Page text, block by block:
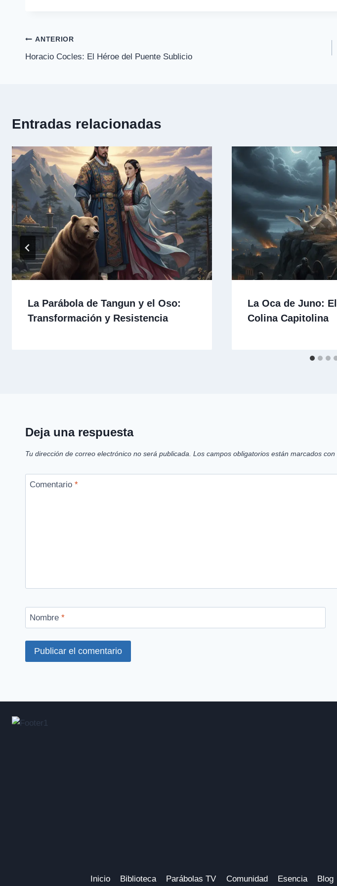
Navegación
de
ANTERIOR
Horacio Cocles: El Héroe del Puente Sublicio
Entradas relacionadas
La Parábola de Tangun y el Oso:
Transformación y Resistencia
La Oca de Juno:
Colina Capitolina
Deja una respuesta
Tu dirección de correo electrónico no será publicada. Los campos obligatorios están marcados con
Comentario *
Nombre *
Inicio Biblioteca Parábolas TV Comunidad Esencia Blog